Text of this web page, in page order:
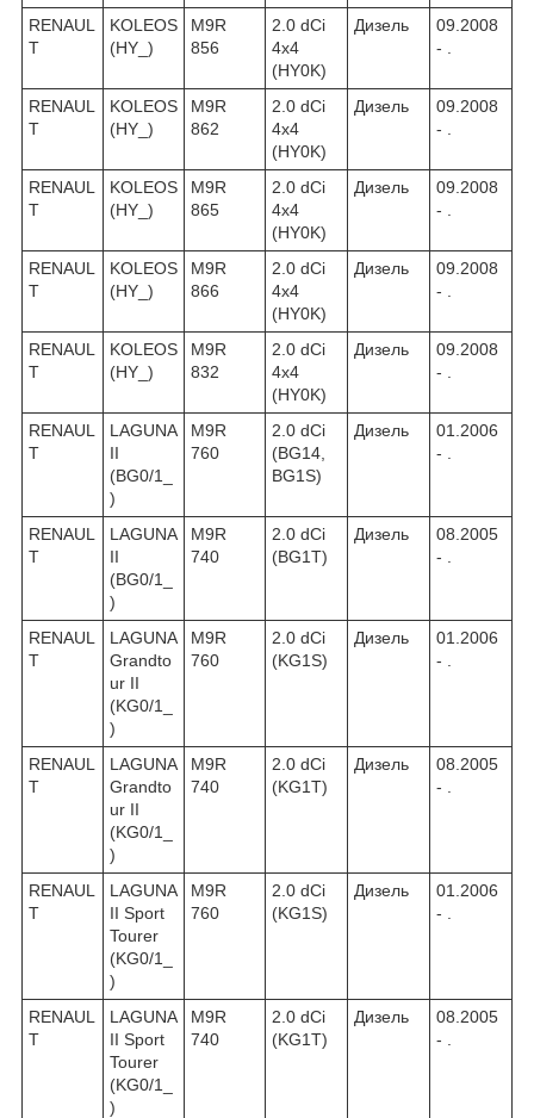
RENAUL
T
KOLEOS
(HY_)
M9R
856
2.0 dCi
4x4
(HY0K)
Дизель
09.2008
- .
RENAUL
T
KOLEOS
(HY_)
M9R
862
2.0 dCi
4x4
(HY0K)
Дизель
09.2008
- .
RENAUL
T
KOLEOS
(HY_)
M9R
865
2.0 dCi
4x4
(HY0K)
Дизель
09.2008
- .
RENAUL
T
KOLEOS
(HY_)
M9R
866
2.0 dCi
4x4
(HY0K)
Дизель
09.2008
- .
RENAUL
T
KOLEOS
(HY_)
M9R
832
2.0 dCi
4x4
(HY0K)
Дизель
09.2008
- .
RENAUL
T
LAGUNA
II
(BG0/1_
)
M9R
760
2.0 dCi
(BG14,
BG1S)
Дизель
01.2006
- .
RENAUL
T
LAGUNA
II
(BG0/1_
)
M9R
740
2.0 dCi
(BG1T)
Дизель
08.2005
- .
RENAUL
T
LAGUNA
Grandto
ur II
(KG0/1_
)
M9R
760
2.0 dCi
(KG1S)
Дизель
01.2006
- .
RENAUL
T
LAGUNA
Grandto
ur II
(KG0/1_
)
M9R
740
2.0 dCi
(KG1T)
Дизель
08.2005
- .
RENAUL
T
LAGUNA
II Sport
Tourer
(KG0/1_
)
M9R
760
2.0 dCi
(KG1S)
Дизель
01.2006
- .
RENAUL
T
LAGUNA
II Sport
Tourer
(KG0/1_
)
M9R
740
2.0 dCi
(KG1T)
Дизель
08.2005
- .